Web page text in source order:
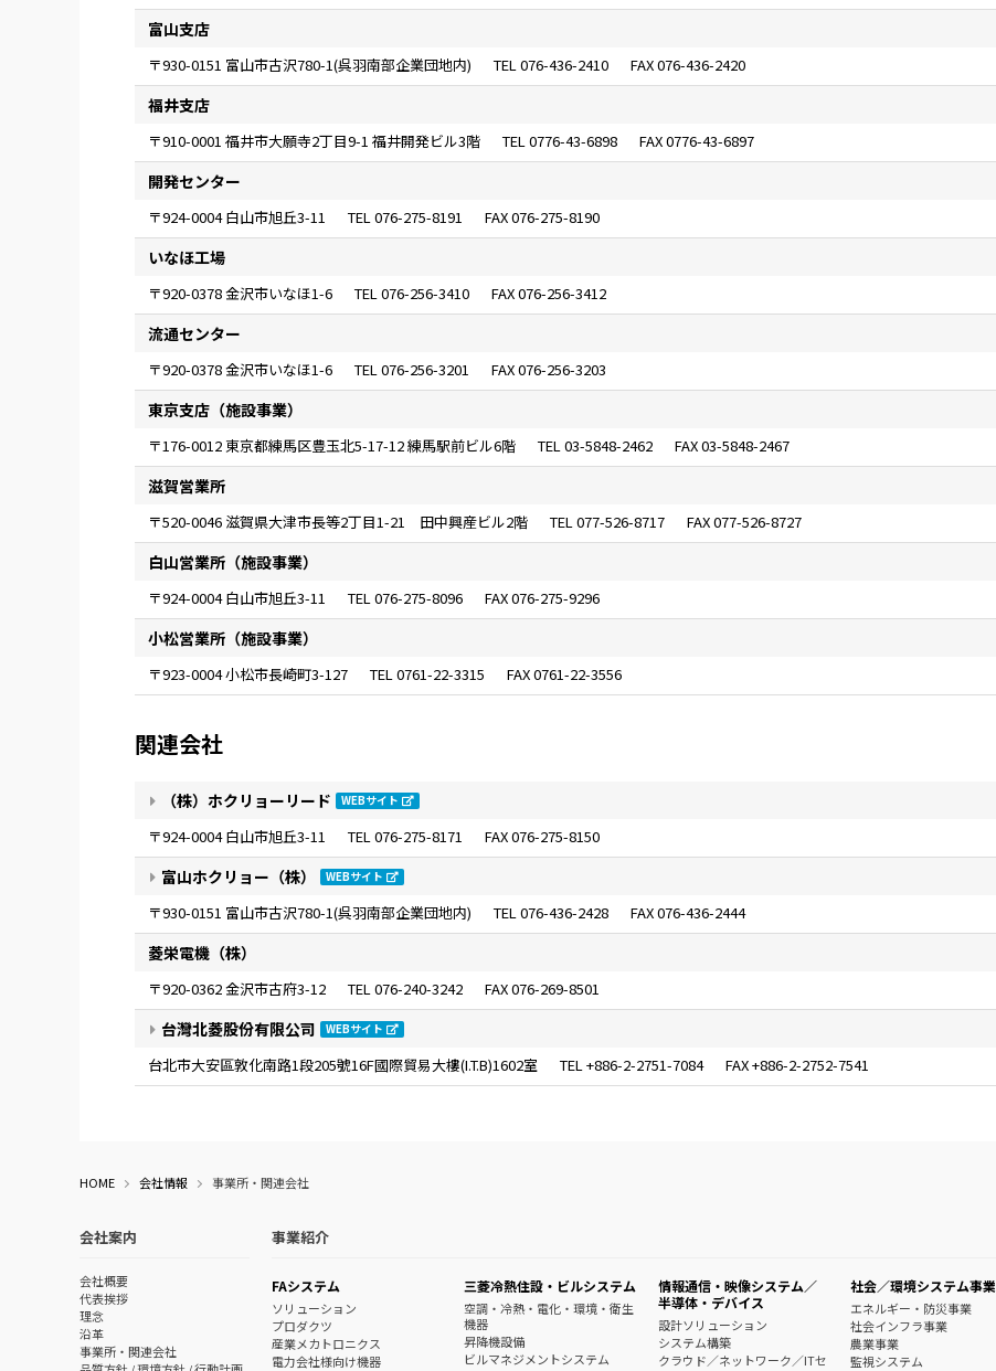
富山支店
〒930-0151 富山市古沢780-1(呉羽南部企業団地内) 076-436-2410 076-436-2420
福井支店
〒910-0001 福井市大願寺2丁目9-1 福井開発ビル3階 0776-43-6898 0776-43-6897
開発センター
〒924-0004 白山市旭丘3-11 076-275-8191 076-275-8190
いなほ工場
〒920-0378 金沢市いなほ1-6 076-256-3410 076-256-3412
流通センター
〒920-0378 金沢市いなほ1-6 076-256-3201 076-256-3203
東京支店（施設事業）
〒176-0012 東京都練馬区豊玉北5-17-12 練馬駅前ビル6階 03-5848-2462 03-5848-2467
滋賀営業所
〒520-0046 滋賀県大津市長等2丁目1-21 田中興産ビル2階 077-526-8717 077-526-8727
白山営業所（施設事業）
〒924-0004 白山市旭丘3-11 076-275-8096 076-275-9296
小松営業所（施設事業）
〒923-0004 小松市長崎町3-127 0761-22-3315 0761-22-3556
関連会社
（株）ホクリョーリード WEBサイト
〒924-0004 白山市旭丘3-11 076-275-8171 076-275-8150
富山ホクリョー（株） WEBサイト
〒930-0151 富山市古沢780-1(呉羽南部企業団地内) 076-436-2428 076-436-2444
菱栄電機（株）
〒920-0362 金沢市古府3-12 076-240-3242 076-269-8501
台灣北菱股份有限公司 WEBサイト
台北市大安區敦化南路1段205號16F國際貿易大樓(I.T.B)1602室 +886-2-2751-7084 +886-2-2752-7541
HOME 会社情報 事業所・関連会社
会社案内
会社概要
代表挨拶
理念
沿革
事業所・関連会社
事業紹介
FAシステム
ソリューション
プロダクツ
産業メカトロニクス
電力会社様向け機器
三菱冷熱住設・ビルシステム
空調・冷熱・電化・環境・衛生
機器
昇降機設備
ビルマネジメントシステム
情報通信・映像システム／
半導体・デバイス
設計ソリューション
システム構築
クラウド／ネットワーク／ITセ
社会／環境システム事業
エネルギー・防災事業
社会インフラ事業
農業事業
監視システム